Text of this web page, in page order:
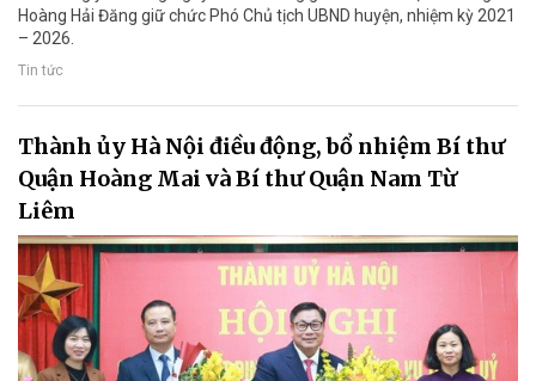
Hoàng Hải Đăng giữ chức Phó Chủ tịch UBND huyện, nhiệm kỳ 2021
– 2026.
Tin tức
Thành ủy Hà Nội điều động, bổ nhiệm Bí thư
Quận Hoàng Mai và Bí thư Quận Nam Từ
Liêm